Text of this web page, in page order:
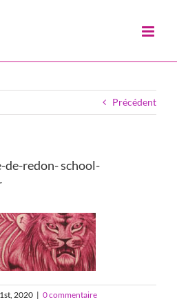
Précédent
de-redon- school-
2020 | 0 commentaire